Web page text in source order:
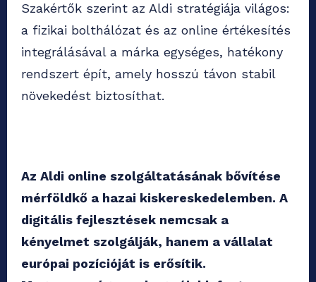
Szakértők szerint az Aldi stratégiája világos:
a fizikai bolthálózat és az online értékesítés
integrálásával a márka egységes, hatékony
rendszert épít, amely hosszú távon stabil
növekedést biztosíthat.
Az Aldi online szolgáltatásának bővítése
mérföldkő a hazai kiskereskedelemben. A
digitális fejlesztések nemcsak a
kényelmet szolgálják, hanem a vállalat
európai pozícióját is erősítik.